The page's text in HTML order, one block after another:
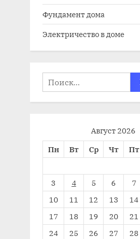
Фундамент дома
Электричество в доме
Найти:
Август 2026
Пн
Вт Ср Чт Пт
3
4 5 6 7
10
11 12 13 14
17
18 19 20 21
24
25 26 27 28